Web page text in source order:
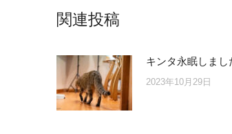
関連投稿
キンタ永眠しまし
2023年10月29日